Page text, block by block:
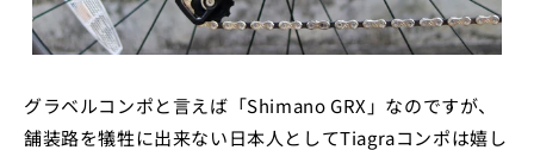
グラベルコンポと言えば「Shimano GRX」なのですが、
舗装路を犠牲に出来ない日本人としてTiagraコンポは嬉し